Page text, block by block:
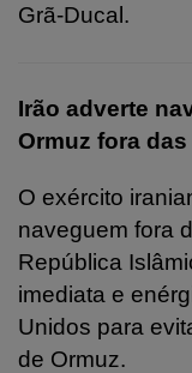
Grã‑Ducal.
Irão adverte
Ormuz fora
O exército
naveguem fora
República
imediata e
Unidos para
de Ormuz.